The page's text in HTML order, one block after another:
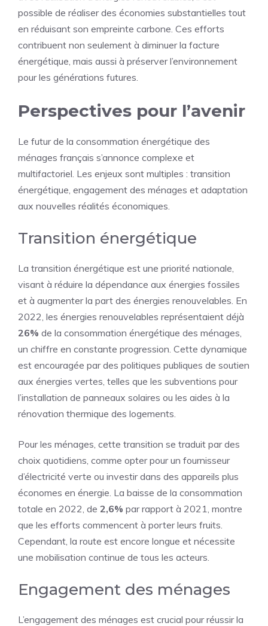
possible de réaliser des économies substantielles tout
en réduisant son empreinte carbone. Ces efforts
contribuent non seulement à diminuer la facture
énergétique, mais aussi à préserver l’environnement
pour les générations futures.
Perspectives pour l’avenir
Le futur de la consommation énergétique des
ménages français s’annonce complexe et
multifactoriel. Les enjeux sont multiples : transition
énergétique, engagement des ménages et adaptation
aux nouvelles réalités économiques.
Transition énergétique
La transition énergétique est une priorité nationale,
visant à réduire la dépendance aux énergies fossiles
et à augmenter la part des énergies renouvelables. En
2022, les énergies renouvelables représentaient déjà
26% de la consommation énergétique des ménages,
un chiffre en constante progression. Cette dynamique
est encouragée par des politiques publiques de soutien
aux énergies vertes, telles que les subventions pour
l’installation de panneaux solaires ou les aides à la
rénovation thermique des logements.
Pour les ménages, cette transition se traduit par des
choix quotidiens, comme opter pour un fournisseur
d’électricité verte ou investir dans des appareils plus
économes en énergie. La baisse de la consommation
totale en 2022, de 2,6% par rapport à 2021, montre
que les efforts commencent à porter leurs fruits.
Cependant, la route est encore longue et nécessite
une mobilisation continue de tous les acteurs.
Engagement des ménages
L’engagement des ménages est crucial pour réussir la